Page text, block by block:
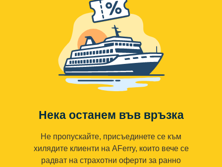
Нека останем във връзка
Не пропускайте, присъединете се към
хилядите клиенти на AFerry, които вече се
радват на страхотни оферти за ранно